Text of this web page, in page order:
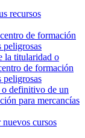
recursos
de formación
peligrosas
la titularidad o
de formación
peligrosas
definitivo de un
para mercancías
cursos